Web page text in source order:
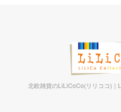
北欧雑貨のLiLiCoCo(リリココ)｜